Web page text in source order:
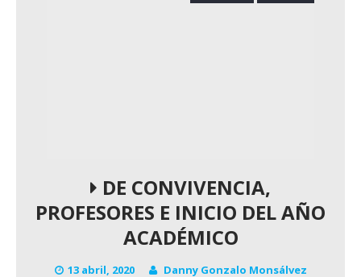
DE CONVIVENCIA,
PROFESORES E INICIO DEL AÑO
ACADÉMICO
13 abril, 2020
Danny Gonzalo Monsálvez